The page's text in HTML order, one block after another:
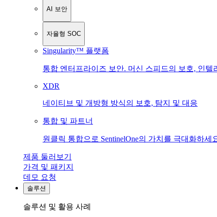
AI 보안
자율형 SOC
Singularity™ 플랫폼
통합 엔터프라이즈 보안. 머신 스피드의 보호, 인텔
XDR
네이티브 및 개방형 방식의 보호, 탐지 및 대응
통합 및 파트너
원클릭 통합으로 SentinelOne의 가치를 극대화하세
제품 둘러보기
가격 및 패키지
데모 요청
솔루션
솔루션 및 활용 사례